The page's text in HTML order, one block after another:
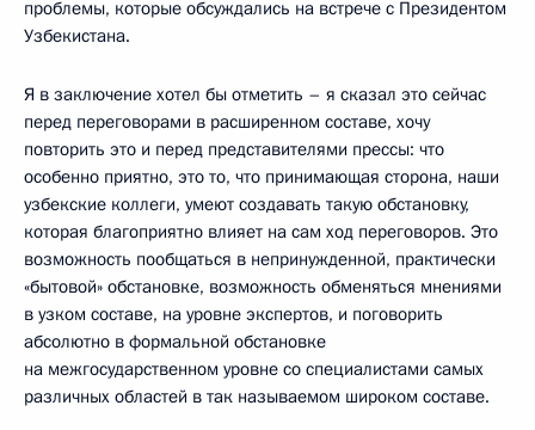
проблемы, которые обсуждались на встрече с Президентом
Узбекистана.
Я в заключение хотел бы отметить – я сказал это сейчас
перед переговорами в расширенном составе, хочу
повторить это и перед представителями прессы: что
особенно приятно, это то, что принимающая сторона, наши
узбекские коллеги, умеют создавать такую обстановку,
которая благоприятно влияет на сам ход переговоров. Это
возможность пообщаться в непринужденной, практически
«бытовой» обстановке, возможность обменяться мнениями
в узком составе, на уровне экспертов, и поговорить
абсолютно в формальной обстановке
на межгосударственном уровне со специалистами самых
различных областей в так называемом широком составе.